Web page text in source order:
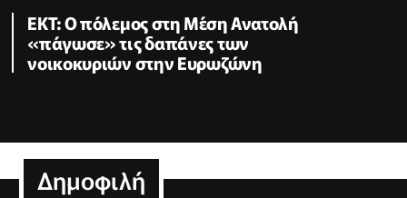
ΕΚΤ: Ο πόλεμος στη Μέση Ανατολή
«πάγωσε» τις δαπάνες των
νοικοκυριών στην Ευρωζώνη
Δημοφιλή